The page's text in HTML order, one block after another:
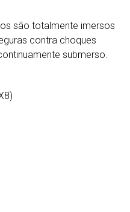
são totalmente imersos
contra choques
submerso.